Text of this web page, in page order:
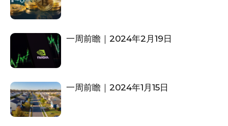
一周前瞻｜2024年2月19日
一周前瞻｜2024年1月15日